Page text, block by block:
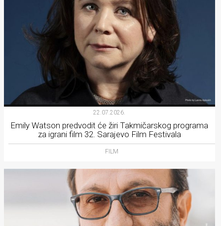
22.07.2026.
Emily Watson predvodit će žiri Takmičarskog programa
za igrani film 32. Sarajevo Film Festivala
FILM